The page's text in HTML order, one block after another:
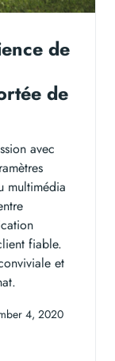
de
de
avec
multimédia
fiable.
et
4, 2020